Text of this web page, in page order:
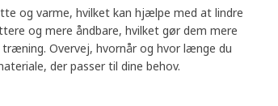
og varme, hvilket kan hjælpe med at lindre
og mere åndbare, hvilket gør dem mere
Overvej, hvornår og hvor længe du
der passer til dine behov.